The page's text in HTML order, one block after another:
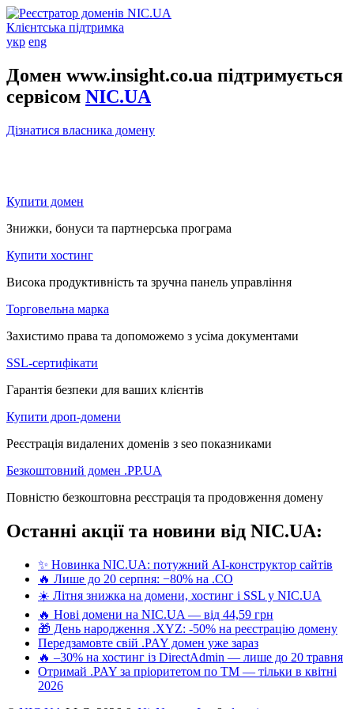
Клієнтська підтримка
укр eng
Домен www.insight.co.ua підтримується
сервісом NIC.UA
Дізнатися власника домену
Купити домен
Знижки, бонуси та партнерська програма
Купити хостинг
Висока продуктивність та зручна панель управління
Торговельна марка
Захистимо права та допоможемо з усіма документами
SSL-сертифікати
Гарантія безпеки для ваших клієнтів
Купити дроп-домени
Реєстрація видалених доменів з seo показниками
Безкоштовний домен .PP.UA
Повністю безкоштовна реєстрація та продовження домену
Останні акції та новини від NIC.UA:
✨ Новинка NIC.UA: потужний AI-конструктор сайтів
🔥 Лише до 20 серпня: −80% на .CO
☀️ Літня знижка на домени, хостинг і SSL у NIC.UA
🔥 Нові домени на NIC.UA — від 44,59 грн
🎁 День народження .XYZ: -50% на реєстрацію домену
Передзамовте свій .PAY домен уже зараз
🔥 –30% на хостинг із DirectAdmin — лише до 20 травня
Отримай .PAY за пріоритетом по ТМ — тільки в квітні
2026